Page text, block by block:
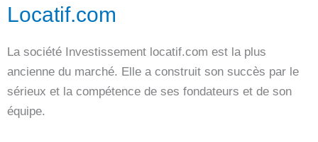
Locatif.com
La société Investissement locatif.com est la plus
ancienne du marché. Elle a construit son succès par le
sérieux et la compétence de ses fondateurs et de son
équipe.